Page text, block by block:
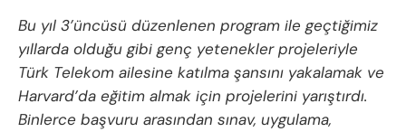
Bu yıl 3’üncüsü düzenlenen program ile geçtiğimiz
yıllarda olduğu gibi genç yetenekler projeleriyle
Türk Telekom ailesine katılma şansını yakalamak ve
Harvard’da eğitim almak için projelerini yarıştırdı.
Binlerce başvuru arasından sınav, uygulama,